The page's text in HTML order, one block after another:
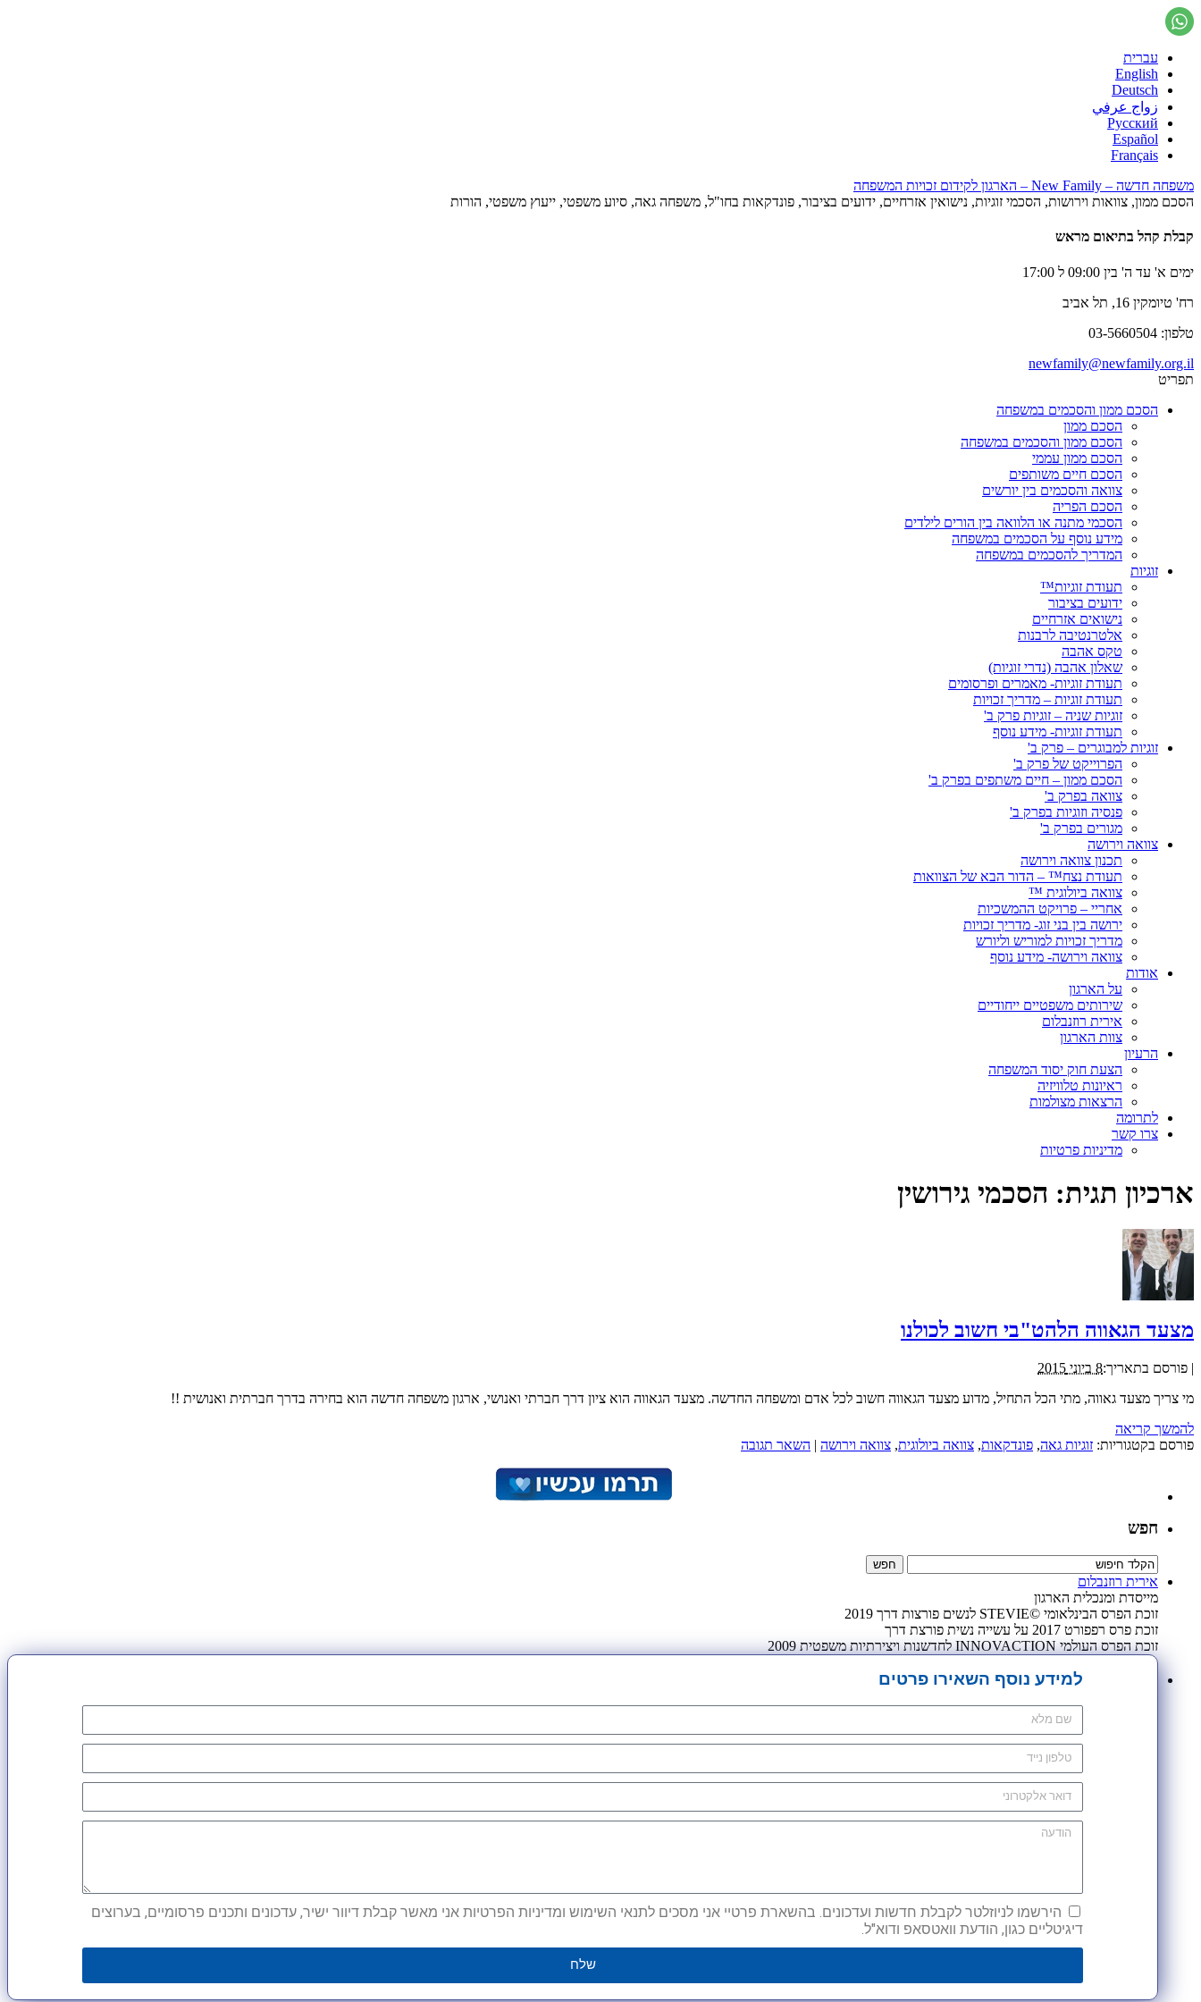
עברית
English
Deutsch
زواج عرفي
Русский
Español
Français
משפחה חדשה – New Family – הארגון לקידום זכויות המשפחה
הסכם ממון, צוואות וירושות, הסכמי זוגיות, נישואין אזרחיים, ידועים בציבור, פונדקאות בחו"ל, משפחה גאה, סיוע משפטי, ייעוץ משפטי, הורות
קבלת קהל בתיאום מראש
ימים א' עד ה' בין 09:00 ל 17:00
רח' טיומקין 16, תל אביב
טלפון: 03-5660504
newfamily@newfamily.org.il
תפריט
הסכם ממון והסכמים במשפחה
הסכם ממון
הסכם ממון והסכמים במשפחה
הסכם ממון עממי
הסכם חיים משותפים
צוואה והסכמים בין יורשים
הסכם הפריה
הסכמי מתנה או הלוואה בין הורים לילדים
מידע נוסף על הסכמים במשפחה
המדריך להסכמים במשפחה
זוגיות
תעודת זוגיות™
ידועים בציבור
נישואים אזרחיים
אלטרנטיבה לרבנות
טקס אהבה
שאלון אהבה (נדרי זוגיות)
תעודת זוגיות- מאמרים ופרסומים
תעודת זוגיות – מדריך זכויות
זוגיות שניה – זוגיות פרק ב'
תעודת זוגיות- מידע נוסף
זוגיות למבוגרים – פרק ב'
הפרוייקט של פרק ב'
הסכם ממון – חיים משתפים בפרק ב'
צוואה בפרק ב'
פנסיה וזוגיות בפרק ב'
מגורים בפרק ב'
צוואה וירושה
תכנון צוואה וירושה
תעודת נצח™ – הדור הבא של הצוואות
צוואה ביולוגית ™
אחריי – פרויקט ההמשכיות
ירושה בין בני זוג- מדריך זכויות
מדריך זכויות למוריש וליורש
צוואה וירושה- מידע נוסף
אודות
על הארגון
שירותים משפטיים ייחודיים
אירית רוזנבלום
צוות הארגון
הרעיון
הצעת חוק יסוד המשפחה
ראיונות טלוויזיה
הרצאות מצולמות
לתרומה
צרו קשר
מדיניות פרטיות
ארכיון תגית: הסכמי גירושין
מצעד הגאווה הלהט"בי חשוב לכולנו
| פורסם בתאריך:8 ביוני 2015
מי צריך מצעד גאווה, מתי הכל התחיל, מדוע מצעד הגאווה חשוב לכל אדם ומשפחה החדשה. מצעד הגאווה הוא ציון דרך חברתי ואנושי, ארגון משפחה חדשה הוא בחירה בדרך חברתית ואנושית !!
להמשך קריאה
פורסם בקטגוריות: זוגיות גאה, פונדקאות, צוואה ביולוגית, צוואה וירושה | השאר תגובה
חפש
אירית רוזנבלום
מייסדת ומנכלית הארגון
זוכת הפרס הבינלאומי ©STEVIE לנשים פורצות דרך 2019
זוכת פרס רפפורט 2017 על עשייה נשית פורצת דרך
זוכת הפרס העולמי INNOVACTION לחדשנות ויצירתיות משפטית 2009
למידע נוסף השאירו פרטים
הירשמו לניוזלטר לקבלת חדשות ועדכונים. בהשארת פרטיי אני מסכים לתנאי השימוש ומדיניות הפרטיות אני מאשר קבלת דיוור ישיר, עדכונים ותכנים פרסומיים, בערוצים
דיגיטליים כגון, הודעת וואטסאפ ודוא"ל.
שלח